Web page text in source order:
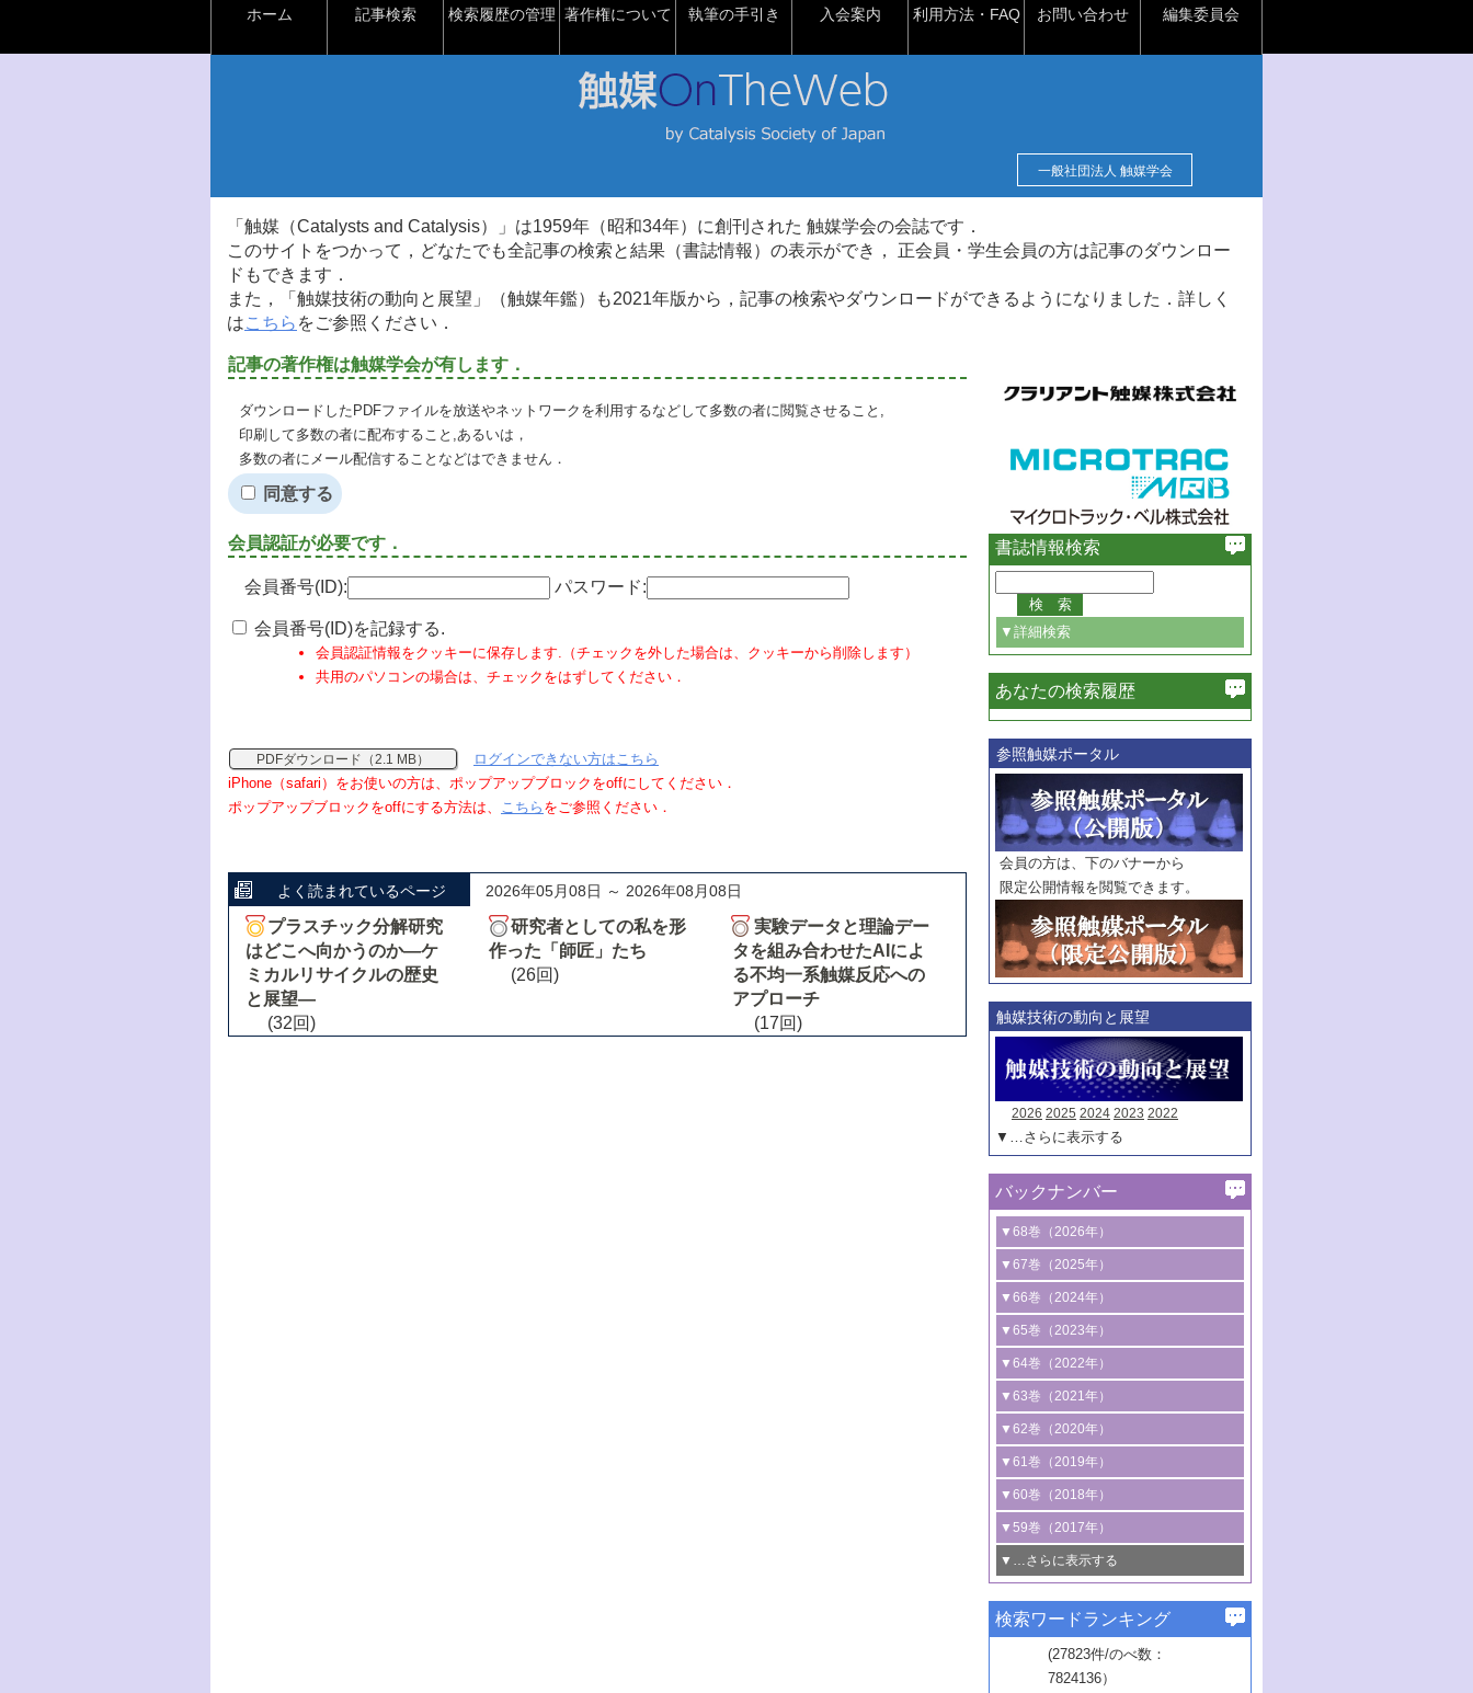
ホーム 記事検索 検索履歴の管理 著作権について 執筆の手引き 入会案内 利用方法・FAQ お問い合わせ 編集委員会
一般社団法人 触媒学会
「触媒（Catalysts and Catalysis）」は1959年（昭和34年）に創刊された 触媒学会の会誌です．
このサイトをつかって，どなたでも全記事の検索と結果（書誌情報）の表示ができ， 正会員・学生会員の方は記事のダウンロー
ドもできます．
また，「触媒技術の動向と展望」（触媒年鑑）も2021年版から，記事の検索やダウンロードができるようになりました．詳しく
はこちら をご参照ください．
記事の著作権は触媒学会が有します．
ダウンロードしたPDFファイルを放送やネットワークを利用するなどして多数の者に閲覧させること,
印刷して多数の者に配布すること,あるいは，
多数の者にメール配信することなどはできません．
同意する
会員認証が必要です．
会員番号(ID): パスワード:
会員番号(ID)を記録する.
会員認証情報をクッキーに保存します.（チェックを外した場合は、クッキーから削除します）
共用のパソコンの場合は、チェックをはずしてください．
PDFダウンロード（2.1 MB）
ログインできない方はこちら
iPhone（safari）をお使いの方は、ポップアップブロックをoffにしてください．
ポップアップブロックをoffにする方法は、 こちら をご参照ください．
よく読まれているページ 2026年05月08日 ～ 2026年08月08日
プラスチック分解研究
はどこへ向かうのか―ケ
ミカルリサイクルの歴史
と展望―
(32回)
研究者としての私を形
作った「師匠」たち
(26回)
実験データと理論デー
タを組み合わせたAIによ
る不均一系触媒反応への
アプローチ
(17回)
書誌情報検索
▼詳細検索
必ず含む
巻・号指定
巻
号
範囲指定
巻
号～
巻
号
触媒年鑑
年度
記事種別
マーク：
マークあり
あなたの検索履歴
参照触媒ポータル
会員の方は、下のバナーから
限定公開情報を閲覧できます。
触媒技術の動向と展望
2026 2025 2024 2023 2022
▼…さらに表示する
バックナンバー
▼68巻（2026年）
1号 過酸化水素合成に関する研究動向
2号 コンピューター技術により加速する
触媒開発
3号 有機分子変換やCO 資源化のための
光触媒に関する最近の研究
B号 第137回触媒討論会（2026年）
▼67巻（2025年）
1号 CO
水素化によるグリーン燃料/グリ
ーンケミカル製造
2号 水素製造のための水分解技術に関す
る最近の研究
3号 オレフィン系樹脂の精密合成に関す
る最新技術
4号 アルコール類の効率的変換を実現す
る非貴金属触媒の研究動向
5号 ゼオライトの合成と応用における研
究動向
6号 ヘテロ接合界面
B号 第135回触媒討論会（2025年）
▼66巻（2024年）
1号 低次元ナノ構造を有する触媒材料
2号 規制反応場を活用した固体触媒研究
の新展開
3号 未踏分子変換を目指した酸化触媒プ
ロセスの最前線
4号 シンクロトロン放射光および中性子
線を利用した触媒解析技術の最先端
5号 単原子触媒
6号 参照触媒委員会からのお知らせ
B号 第133回触媒討論会（2023年）
▼65巻（2023年）
1号 炭素が関わる触媒機能
2号 プラスチックケミカルリサイクルの
ための触媒技術
3号 非酸化物系金属化合物を基盤とした
触媒材料の開発
4号 格子酸素・格子酸素欠陥を利用した
触媒反応
5号 生体触媒によるエネルギー変換反応
6号 窒素とリンの循環のための触媒・機
能性材料
▼64巻（2022年）
1号 合成ガス製造とCOを用いるケミカル
ズ合成の最新動向
2号 化学品合成のための合金触媒開発
3号 CO の排出削減および有効活用のた
めの触媒技術
4号 若手による情報発信企画～とびたて
若き触媒の研究者たち～（1）
若き触媒の研究者たち～（2）
6号 石油のノーブル・ユースを志向した
触媒技術
▼63巻（2021年）
1号 金触媒の新展開
2号 ペロブスカイト
3号 特殊反応場を利用した触媒的分子変
換反応
4号 多孔質材料を用いた触媒の新展開
5号 情報学的手法を用いた触媒開発
6号 カーボンニュートラルに向けた電解
技術
B号 第127回触媒討論会（2021年・オン
ライン開催(Zoom)のみ）
▼62巻（2020年）
1号 触媒設計を拓く欠陥構造のキャラク
タリゼーション
2号 機能化学品製造に資するクリーンな
触媒的酸化反応
3号 水処理のための触媒化学
4号 光触媒を用いた水分解の最新の研究
動向
5号 次世代の触媒プロセスを支えるマイ
▼61巻（2019年）
1号 物質移動制御に着目した触媒プロセ
ス開発
2号 CO2 フリー水素サプライチェーンに
関わる触媒開発動向
3号 精密高分子合成に関する最近の研究
動向
4号 バイオマス化成品製造のための触媒
▼60巻（2018年）
1号 固体酸触媒の最新の研究動向
2号 二酸化炭素からの有用化学品合成
3号 ナノ粒子・クラスター触媒の最前線
4号 60周年記念企画
5号 進化するゼオライト合成技術
6号 非貴金属系触媒における電気化学的
▼59巻（2017年）
1号 いたるところに，触媒
最先端技術
3号 無機分離膜材料の開発と触媒反応プ
ロセスへの適用
▼…さらに表示する
1号 ユニークな構造の高分子を生み出す触
2号 リグニンからの化成品製造に向けた触
▼57巻（2015年）
1号 水素キャリアにかかわる触媒技術の新
▼56巻（2014年）
検索ワードランキング
(27823件/のべ数：
7824136）